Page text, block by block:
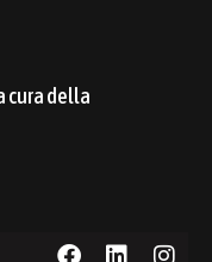
cura della